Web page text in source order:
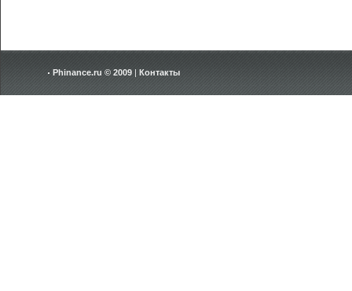
Phinance.ru © 2009 | Контакты